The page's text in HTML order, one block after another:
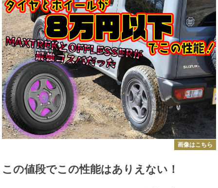
画像はこちら
この値段でこの性能はありえない！